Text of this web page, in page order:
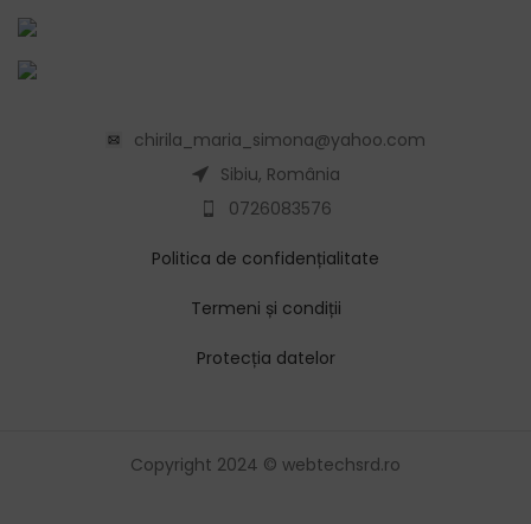
chirila_maria_simona@yahoo.com
Sibiu, România
0726083576
Politica de confidențialitate
Termeni și condiții
Protecția datelor
Copyright 2024 © webtechsrd.ro